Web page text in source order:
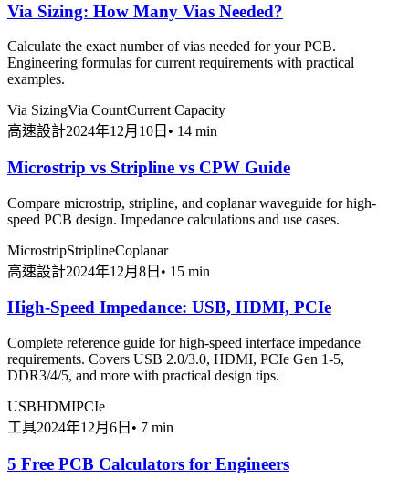
Via Sizing: How Many Vias Needed?
Calculate the exact number of vias needed for your PCB.
Engineering formulas for current requirements with practical
examples.
Via SizingVia CountCurrent Capacity
高速設計2024年12月10日 • 14 min
Microstrip vs Stripline vs CPW Guide
Compare microstrip, stripline, and coplanar waveguide for high-
speed PCB design. Impedance calculations and use cases.
MicrostripStriplineCoplanar
高速設計2024年12月8日 • 15 min
High-Speed Impedance: USB, HDMI, PCIe
Complete reference guide for high-speed interface impedance
requirements. Covers USB 2.0/3.0, HDMI, PCIe Gen 1-5,
DDR3/4/5, and more with practical design tips.
USBHDMIPCIe
工具2024年12月6日 • 7 min
5 Free PCB Calculators for Engineers